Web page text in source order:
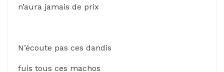
n’aura jamais de prix
N’écoute pas ces dandis
fuis tous ces machos